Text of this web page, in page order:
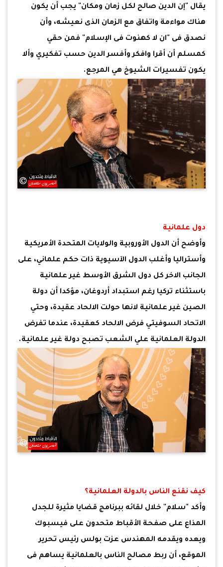
يقال "إن الدين صالح لكل زمان ومكان" يجب أن يكون
هناك مواءمة واتفاق مع الزمان الذى نعيشه، وأن
نصدق فى "ان لا كهنوت فى الإسلام" فمن حقي
كمسلم أن أقرا وافكر وأفسر الدين حسب تفكيري وألا
يكون تفسيرات الشيوخ هي المرجع.
دول علمانية
وأوضح أن الدول الأوروبية والولايات المتحدة الأمريكية
وأستراليا وأغلب الدول الآسيوية ذات حكم علماني، على
الجانب الاخر كل دول الشرق الأوسط غير علمانية
باستثناء تركيا رغم استبداد أردوغان، مؤكدا أن دولة
الصين غير علمانية لانها حولت الالحاد عقيدة، وحتي
الاتحاد السوفيتي فرض الالحاد كعقيدة، عندما تفرض
الدولة العلمانية علي الشعب تصبح دولة غير علمانية.
كيف نقنع الناس بالدولة العلمانية؟
وأكد "سلام" خلال لقائه ببرنامج قضايا مثيرة للجدل
المذاع على صفحة الأقباط متحدون على فيسبوك
ويعده ويقدمه المهندس عزت بولس رئيس تحرير
الموقع، أن ربط مصالح الناس بالعلمانية يساهم فى